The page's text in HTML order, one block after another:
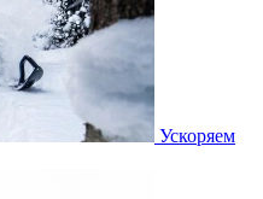
Ускоряем